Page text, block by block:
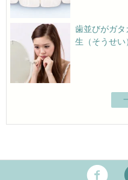
歯並びがガ
生（そうせ